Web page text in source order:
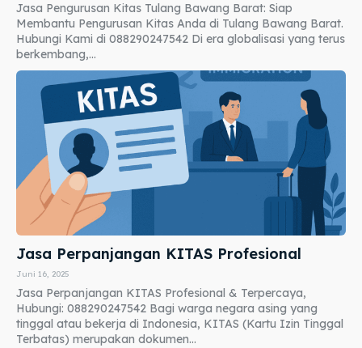
Jasa Pengurusan Kitas Tulang Bawang Barat: Siap
Membantu Pengurusan Kitas Anda di Tulang Bawang Barat.
Hubungi Kami di 088290247542 Di era globalisasi yang terus
berkembang,...
Jasa Perpanjangan KITAS Profesional
Juni 16, 2025
Jasa Perpanjangan KITAS Profesional & Terpercaya,
Hubungi: 088290247542 Bagi warga negara asing yang
tinggal atau bekerja di Indonesia, KITAS (Kartu Izin Tinggal
Terbatas) merupakan dokumen...